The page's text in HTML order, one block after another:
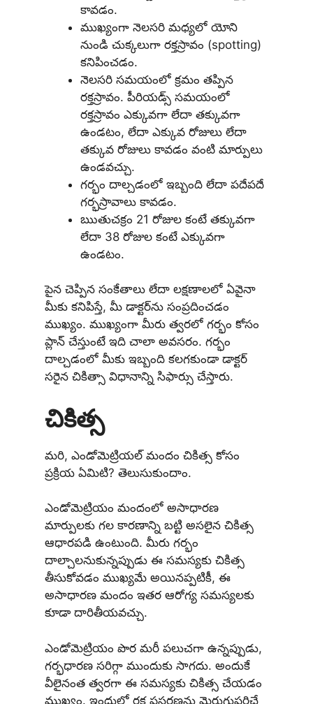
కావడం.
ముఖ్యంగా నెలసరి మధ్యలో యోని
నుండి చుక్కలుగా రక్తస్రావం (spotting)
కనిపించడం.
నెలసరి సమయంలో క్రమం తప్పిన
రక్తస్రావం. పీరియడ్స్ సమయంలో
రక్తస్రావం ఎక్కువగా లేదా తక్కువగా
ఉండటం, లేదా ఎక్కువ రోజులు లేదా
తక్కువ రోజులు కావడం వంటి మార్పులు
ఉండవచ్చు.
గర్భం దాల్చడంలో ఇబ్బంది లేదా పదేపదే
గర్భస్రావాలు కావడం.
ఋతుచక్రం 21 రోజుల కంటే తక్కువగా
లేదా 38 రోజుల కంటే ఎక్కువగా
ఉండటం.
పైన చెప్పిన సంకేతాలు లేదా లక్షణాలలో ఏవైనా
మీకు కనిపిస్తే, మీ డాక్టర్‌ను సంప్రదించడం
ముఖ్యం. ముఖ్యంగా మీరు త్వరలో గర్భం కోసం
ప్లాన్ చేస్తుంటే ఇది చాలా అవసరం. గర్భం
దాల్చడంలో మీకు ఇబ్బంది కలగకుండా డాక్టర్
సరైన చికిత్సా విధానాన్ని సిఫార్సు చేస్తారు.
చికిత్స
మరి, ఎండోమెట్రియల్ మందం చికిత్స కోసం
ప్రక్రియ ఏమిటి? తెలుసుకుందాం.
ఎండోమెట్రియం మందంలో అసాధారణ
మార్పులకు గల కారణాన్ని బట్టి అసలైన చికిత్స
ఆధారపడి ఉంటుంది. మీరు గర్భం
దాల్చాలనుకున్నప్పుడు ఈ సమస్యకు చికిత్స
తీసుకోవడం ముఖ్యమే అయినప్పటికీ, ఈ
అసాధారణ మందం ఇతర ఆరోగ్య సమస్యలకు
కూడా దారితీయవచ్చు.
ఎండోమెట్రియం పొర మరీ పలుచగా ఉన్నప్పుడు,
గర్భధారణ సరిగ్గా ముందుకు సాగదు. అందుకే
వీలైనంత త్వరగా ఈ సమస్యకు చికిత్స చేయడం
ముఖ్యం. ఇందులో రక్త ప్రసరణను మెరుగుపరిచే